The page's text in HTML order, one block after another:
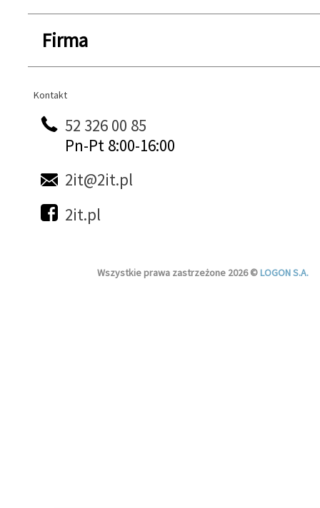
Firma
Kontakt
Kontakt
52 326 00 85
Pn-Pt 8:00-16:00
2it@2it.pl
2it.pl
Wszystkie prawa zastrzeżone 2026 ©LOGON S.A.